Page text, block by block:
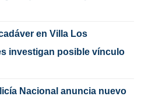
en Villa Los
investigan posible vínculo
Nacional anuncia nuevo